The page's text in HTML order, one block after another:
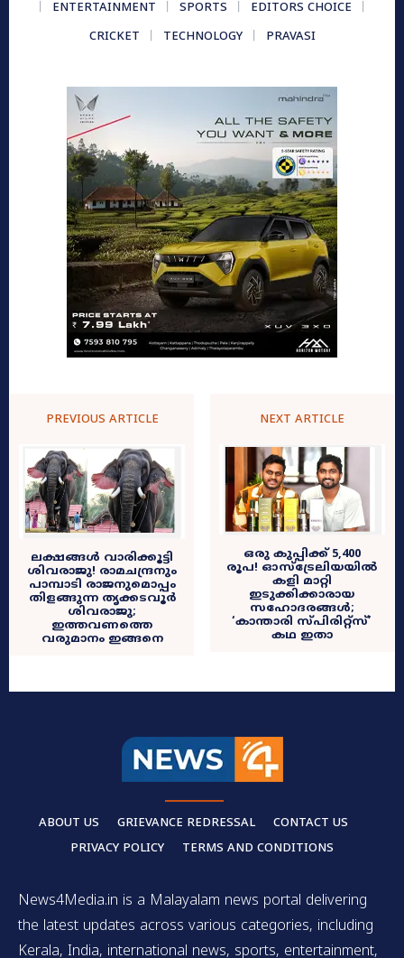
ENTERTAINMENT
SPORTS
EDITORS CHOICE
CRICKET
TECHNOLOGY PRAVASI
PREVIOUS ARTICLE
ലക്ഷങ്ങൾ വാരിക്കൂട്ടി
ശിവരാജു! രാമചന്ദ്രനും
പാമ്പാടി രാജനുമൊപ്പം
തിളങ്ങുന്ന തൃക്കടവൂർ
ശിവരാജു;
ഇത്തവണത്തെ
വരുമാനം ഇങ്ങനെ
NEXT ARTICLE
​ഒരു കുപ്പിക്ക് 5,400
രൂപ! ഓസ്‌ട്രേലിയയിൽ
കളി മാറ്റി
ഇടുക്കിക്കാരായ
സഹോദരങ്ങൾ;
‘കാന്താരി സ്പിരിറ്റ്സ്’
കഥ ഇതാ
ABOUT US GRIEVANCE REDRESSAL
CONTACT US
PRIVACY POLICY
TERMS AND CONDITIONS
News4Media.in is a Malayalam news portal delivering
the latest updates across various categories, including
Kerala, India, international news, sports, entertainment,